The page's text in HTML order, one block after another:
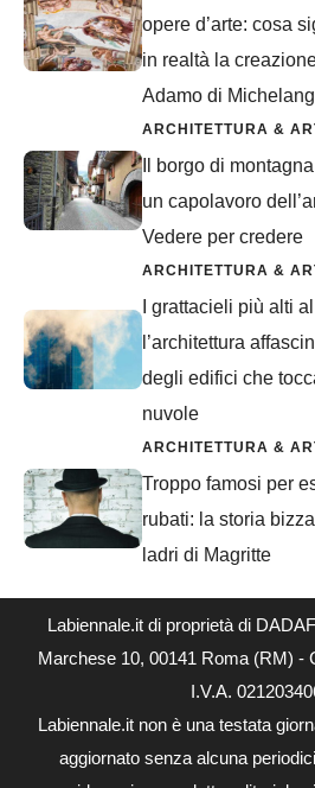
opere d’arte: cosa
in realtà la
Adamo di
ARCHITETTURA &
Il borgo di
un capolavoro
Vedere per credere
ARCHITETTURA &
I grattacieli più alti
l’architettura
degli edifici che
nuvole
ARCHITETTURA &
Troppo famosi per
rubati: la storia
ladri di Magritte
Labiennale.it di proprietà di
Marchese 10, 00141 Roma (RM) -
I.V.A.
Labiennale.it non è una testata
aggiornato senza alcuna